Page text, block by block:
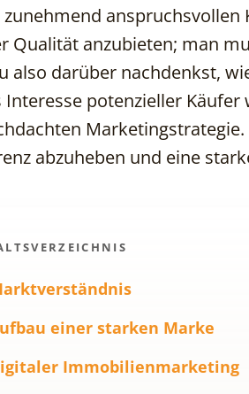
Qualität anzubieten; man
also darüber nachdenkst,
Interesse potenzieller
abzuheben und eine
einer starken Marke
Immobilienmarketing